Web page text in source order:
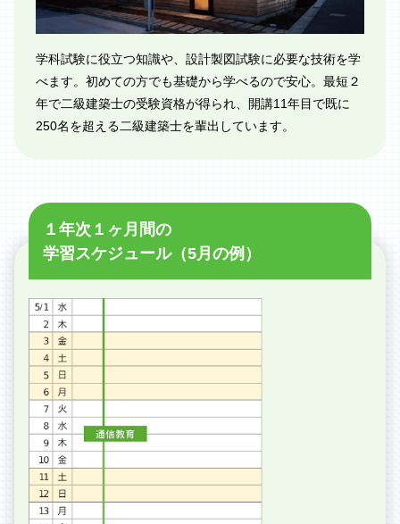
学科試験に役立つ知識や、設計製図試験に必要な技術を学
べます。初めての方でも基礎から学べるので安心。最短２
年で二級建築士の受験資格が得られ、開講11年目で既に
250名を超える二級建築士を輩出しています。
１年次１ヶ月間の
学習スケジュール（5月の例）